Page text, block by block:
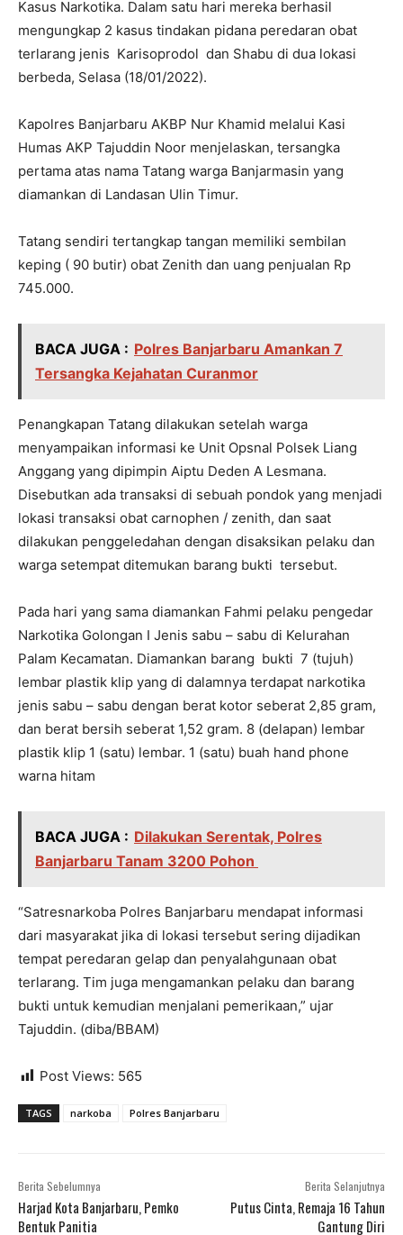
Kasus Narkotika. Dalam satu hari mereka berhasil
mengungkap 2 kasus tindakan pidana peredaran obat
terlarang jenis Karisoprodol dan Shabu di dua lokasi
berbeda, Selasa (18/01/2022).
Kapolres Banjarbaru AKBP Nur Khamid melalui Kasi
Humas AKP Tajuddin Noor menjelaskan, tersangka
pertama atas nama Tatang warga Banjarmasin yang
diamankan di Landasan Ulin Timur.
Tatang sendiri tertangkap tangan memiliki sembilan
keping ( 90 butir) obat Zenith dan uang penjualan Rp
745.000.
BACA JUGA : Polres Banjarbaru Amankan 7
Tersangka Kejahatan Curanmor
Penangkapan Tatang dilakukan setelah warga
menyampaikan informasi ke Unit Opsnal Polsek Liang
Anggang yang dipimpin Aiptu Deden A Lesmana.
Disebutkan ada transaksi di sebuah pondok yang menjadi
lokasi transaksi obat carnophen / zenith, dan saat
dilakukan penggeledahan dengan disaksikan pelaku dan
warga setempat ditemukan barang bukti tersebut.
Pada hari yang sama diamankan Fahmi pelaku pengedar
Narkotika Golongan I Jenis sabu – sabu di Kelurahan
Palam Kecamatan. Diamankan barang bukti 7 (tujuh)
lembar plastik klip yang di dalamnya terdapat narkotika
jenis sabu – sabu dengan berat kotor seberat 2,85 gram,
dan berat bersih seberat 1,52 gram. 8 (delapan) lembar
plastik klip 1 (satu) lembar. 1 (satu) buah hand phone
warna hitam
BACA JUGA : Dilakukan Serentak, Polres
Banjarbaru Tanam 3200 Pohon
“Satresnarkoba Polres Banjarbaru mendapat informasi
dari masyarakat jika di lokasi tersebut sering dijadikan
tempat peredaran gelap dan penyalahgunaan obat
terlarang. Tim juga mengamankan pelaku dan barang
bukti untuk kemudian menjalani pemerikaan,” ujar
Tajuddin. (diba/BBAM)
Post Views: 565
TAGS narkoba Polres Banjarbaru
Berita Sebelumnya
Harjad Kota Banjarbaru, Pemko
Bentuk Panitia
Berita Selanjutnya
Putus Cinta, Remaja 16 Tahun
Gantung Diri